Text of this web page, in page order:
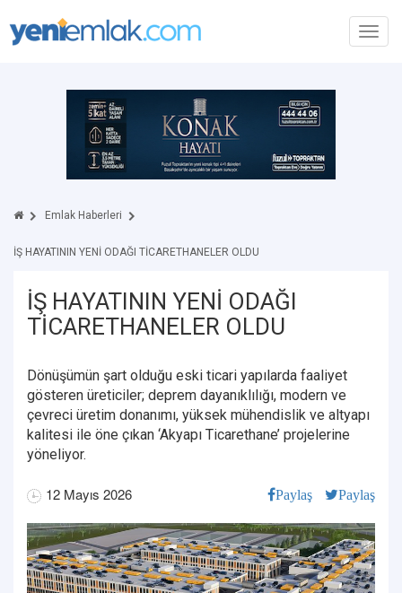
Emlak Haberleri
İŞ HAYATININ YENİ ODAĞI TİCARETHANELER OLDU
İŞ HAYATININ YENİ ODAĞI
TİCARETHANELER OLDU
Dönüşümün şart olduğu eski ticari yapılarda faaliyet
gösteren üreticiler; deprem dayanıklılığı, modern ve
çevreci üretim donanımı, yüksek mühendislik ve altyapı
kalitesi ile öne çıkan ‘Akyapı Ticarethane’ projelerine
yöneliyor.
12 Mayıs 2026 Paylaş Paylaş